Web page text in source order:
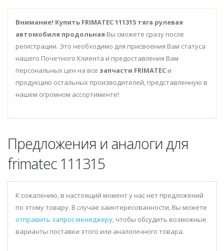
Внимание! Купить FRIMATEC 111315 тяга рулевая
автомобиля продольная Вы сможете сразу после
регистрации. Это необходимо для присвоения Вам статуса
нашего Почетного Клиента и предоставления Вам
персональных цен на все запчасти FRIMATEC и
продукцию остальных производителей, представленную в
нашем огромном ассортименте!
Предложения и аналоги для
frimatec 111315
К сожалению, в настоящий момент у нас нет предложений
по этому товару. В случае заинтересованности, Вы можете
отправить запрос менеджеру, чтобы обсудить возможные
варианты поставки этого или аналогичного товара.